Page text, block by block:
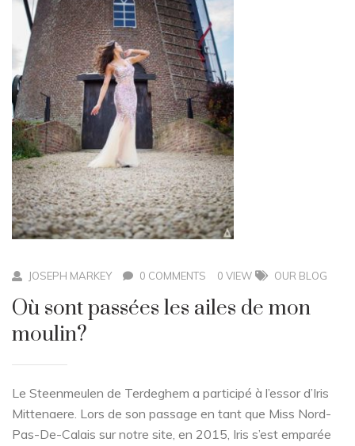
JOSEPH MARKEY 0 COMMENTS 0 VIEW OUR BLOG
Où sont passées les ailes de mon
moulin?
Le Steenmeulen de Terdeghem a participé à l’essor d’Iris
Mittenaere. Lors de son passage en tant que Miss Nord-
Pas-De-Calais sur notre site, en 2015, Iris s’est emparée